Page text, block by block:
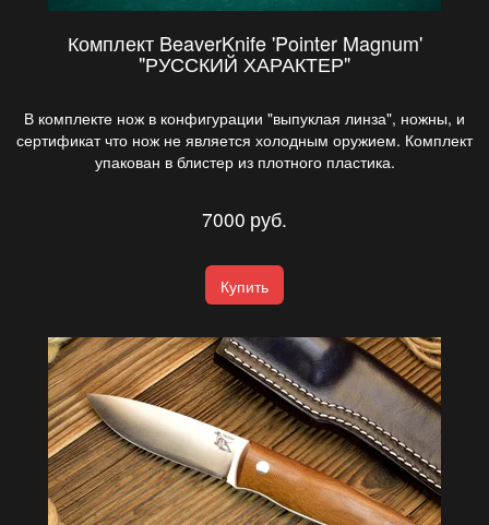
Комплект BeaverKnife 'Pointer Magnum'
"РУССКИЙ ХАРАКТЕР"
В комплекте нож в конфигурации "выпуклая линза", ножны, и
сертификат что нож не является холодным оружием. Комплект
упакован в блистер из плотного пластика.
7000 руб.
Купить